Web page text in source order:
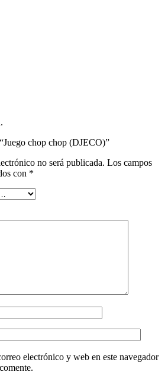
chop chop (DJECO)”
no será publicada. Los campos
con *
electrónico y web en este navegador